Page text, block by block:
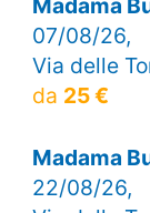
Madama
07/08/26,
Via delle
da 25 €
Madama
22/08/26,